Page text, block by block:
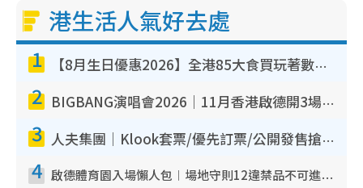
港生活人氣好去處
1 【8月生日優惠2026】全港85大食買玩著數攻略 自助餐/火鍋放題同行免費＋誠品/DONKI送現金券
2 BIGBANG演唱會2026｜11月香港啟德開3場！實名制VIP申請、優先購票攻略
3 人夫集團｜Klook套票/優先訂票/公開發售搶飛攻略！附票價.購票連結.場地座位表
4 啟德體育園入場懶人包︱場地守則12違禁品不可進場准帶細水樽但全場禁樽蓋！應援牌有限制！